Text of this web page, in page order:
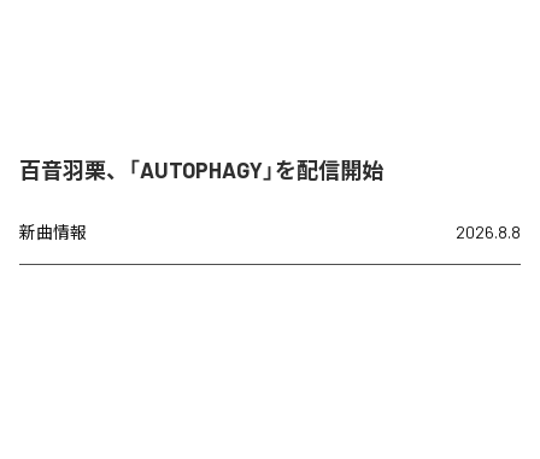
百音羽栗、「AUTOPHAGY」を配信開始
新曲情報 2026.8.8